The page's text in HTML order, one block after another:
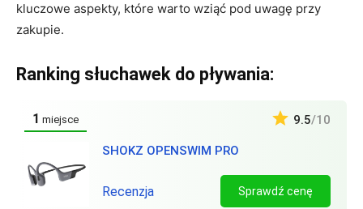
kluczowe aspekty, które warto wziąć pod uwagę przy
zakupie.
Ranking słuchawek do pływania:
1 miejsce
SHOKZ OPENSWIM PRO
9.5/10
Recenzja Sprawdź cenę